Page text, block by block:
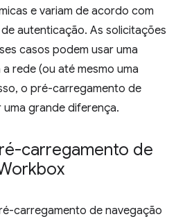
e variam de acordo com
autenticação. As solicitações
casos podem usar uma
rede (ou até mesmo uma
o pré-carregamento de
grande diferença.
carregamento de
carregamento de navegação